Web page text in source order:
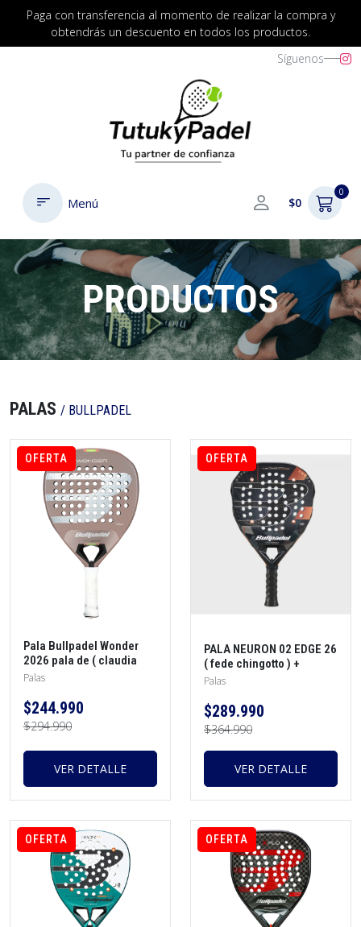
Paga con transferencia al momento de realizar la compra y
obtendrás un descuento en todos los productos.
Síguenos
Menú $0
0
PRODUCTOS
PALAS / BULLPADEL
OFERTA
Pala Bullpadel Wonder
2026 pala de ( claudia
fernandez ) + protector +
Palas
$244.990
$294.990
VER DETALLE
OFERTA
PALA NEURON 02 EDGE 26
( fede chingotto ) +
protector + overgrip
Palas
$289.990
$364.990
VER DETALLE
OFERTA OFERTA